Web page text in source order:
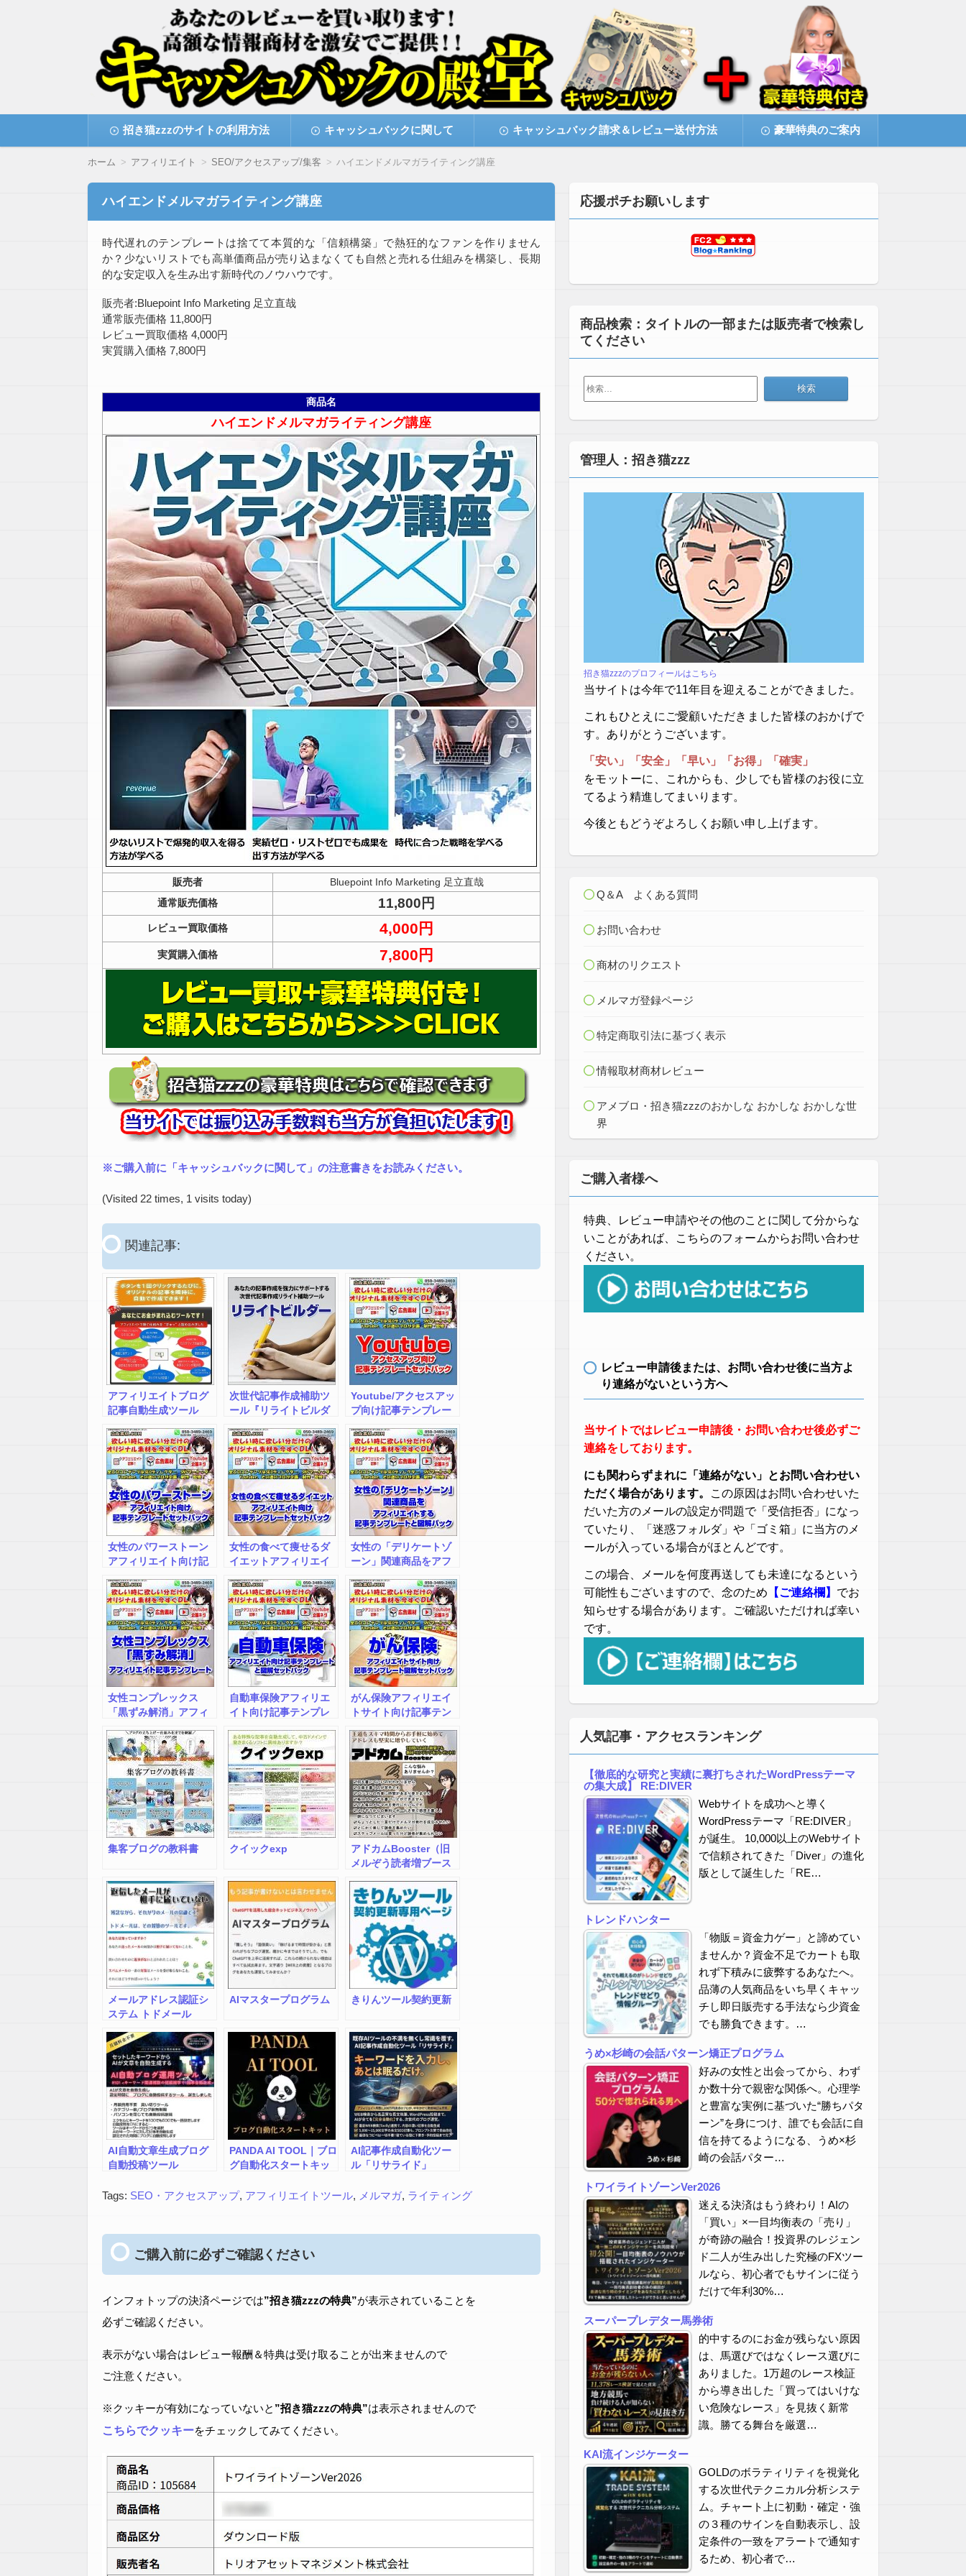
情報商材激安サイト・キャッシュバックの殿堂
高額な情報商材をレビューを買い取ることで激安で購入できます
テ
招き猫zzzのサイトの利用方法 キャッシュバックに関して キャッシュバック請求＆レビュー送付方法 豪華特典のご案内
ホーム アフィリエイト SEO/アクセスアップ/集客 ハイエンドメルマガライティング講座
ハイエンドメルマガライティング講座
時代遅れのテンプレートは捨てて本質的な「信頼構築」で熱狂的なファンを作りません
か？ 少ないリストでも高単価商品が売り込まなくても自然と売れる仕組みを構築し
、長期
的な安定収入を生み出す新時代のノウハウです。
販売者:Bluepoint Info Marketing 足立直哉
通常販売価格 11,800円
レビュー買取価格 4,000円
実質購入価格 7,800円
商品名
ハイエンドメルマガライティング講座
販売者
Bluepoint Info Marketing 足立直哉
通常販売価格
11,800円
レビュー買取価格 4,000円
実質購入価格 7,800円
※ご購入前に「キャッシュバックに関して」の注意書きをお読みください。
(Visited 22 times, 1 visits today)
関連記事:
アフィリエイトブログ
記事自動生成ツール
次世代記事作成補助ツ
ール『リライトビルダ
を強力にサポートする
次世代記事作成リライ
ト補助ツール。一括リ
ライト機能も手動変換
もできる。単語解析か
ら類義語（シソーラ
ス）、類似表現を自動
収集機能付きで、辞書
を自作する必要なし。
リライトついでに、逆
要約挿入機能で記事増
量も可能な次世代リラ
イトサポートツール
Youtube/アクセスアッ
プ向け記事テンプレー
告素材.ＣＯＭインフォ
トップ出張所
女性のパワーストーン
アフィリエイト向け記
素材.ＣＯＭインフォト
ップ出張所
女性の食べて痩せるダ
イエットアフィリエイ
プレートby広告素材.Ｃ
ＯＭインフォトップ出
張所
女性の「デリケートゾ
ーン」関連商品をアフ
ンプレートと図解パッ
クby広告素材.ＣＯＭイ
ンフォトップ出張所
女性コンプレックス
「黒ずみ解消」アフィ
ートby広告素材.ＣＯＭ
インフォトップ出張所
自動車保険アフィリエ
イト向け記事テンプレ
クby広告素材.ＣＯＭイ
ンフォトップ出張所
がん保険アフィリエイ
トサイト向け記事テン
ックby広告素材.ＣＯＭ
インフォトップ出張所
集客ブログの教科書 クイックexp
アドカムBooster（旧
メルぞう読者増ブース
メールアドレス認証シ
ステム トドメール
AIマスタープログラム きりんツール契約更新
AI自動文章生成ブログ
自動投稿ツール
PANDA AI TOOL｜ブロ
グ自動化スタートキッ
き）
AI記事作成自動化ツー
ル「リサライド」
Tags: SEO・アクセスアップ, アフィリエイトツール, メルマガ, ライティング
ご購入前に必ずご確認ください
インフォトップの決済ページでは”招き猫zzzの特典”が表示されていることを
必ずご確認ください。
表示がない場合はレビュー報酬＆特典は受け取ることが出来ませんので
ご注意ください。
※クッキーが有効になっていないと ”招き猫zzzの特典”は表示されませんので
こちらでクッキーをチェックしてみてください。
応援ポチお願いします
商品検索：タイトルの一部または販売者で検索し
てください
検
索:
管理人：招き猫zzz
招き猫zzzのプロフィールはこちら
当サイトは今年で11年目を迎えることができました。
これもひとえにご愛顧いただきました皆様のおかげで
す。ありがとうございます。
「安い」「安全」「早い」「お得」「確実」
をモットーに、これからも、少しでも皆様のお役に立
てるよう精進してまいります。
今後ともどうぞよろしくお願い申し上げます。
Q＆A よくある質問
お問い合わせ
商材のリクエスト
メルマガ登録ページ
特定商取引法に基づく表示
情報取材商材レビュー
アメブロ・招き猫zzzのおかしな おかしな おかしな世
界
ご購入者様へ
特典、レビュー申請やその他のことに関して分からな
いことがあれば、こちらのフォームからお問い合わせ
ください。
レビュー申請後または、お問い合わせ後に当方よ
り連絡がないという方へ
当サイトではレビュー申請後・お問い合わせ後必ずご
連絡をしております。
にも関わらずまれに「連絡がない」とお問い合わせい
ただく場合があります。
この原因はお問い合わせいた
だいた方のメールの設定が問題で「受信拒否」になっ
ていたり、「迷惑フォルダ」や「ゴミ箱」に当方のメ
ールが入っている場合がほとんどです。
この場合、メールを何度再送しても未達になるという
可能性もございますので、念のため 【ご連絡欄】 でお
知らせする場合があります。ご確認いただければ幸い
です。
人気記事・アクセスランキング
【徹底的な研究と実績に裏打ちされたWordPressテーマ
の集大成】 RE:DIVER
Webサイトを成功へと導く
WordPressテーマ「RE:DIVER」
が誕生。 10,000以上のWebサイト
で信頼されてきた「Diver」の進化
版として誕生した「RE…
トレンドハンター
「物販＝資金力ゲー」と諦めてい
ませんか？資金不足でカートも取
れず下積みに疲弊するあなたへ。
品薄の人気商品をいち早くキャッ
チし即日販売する手法なら少資金
でも勝負できます。…
うめ×杉崎の会話パターン矯正プログラム
好みの女性と出会ってから、わず
か数十分で親密な関係へ。心理学
と豊富な実例に基づいた“勝ちパタ
ーン”を身につけ、誰でも会話に自
信を持てるようになる、うめ×杉
崎の会話パター…
トワイライトゾーンVer2026
迷える決済はもう終わり！AIの
「買い」×一目均衡表の「売り」
が奇跡の融合！投資界のレジェン
ド二人が生み出した究極のFXツー
ルなら、初心者でもサインに従う
だけで年利30%…
スーパープレデター馬券術
的中するのにお金が残らない原因
は、馬選びではなくレース選びに
ありました。1万超のレース検証
から導き出した「買ってはいけな
い危険なレース」を見抜く新常
識。勝てる舞台を厳選…
KAI流インジケーター
GOLDのボラティリティを視覚化
する次世代テクニカル分析システ
ム。チャート上に初動・確定・強
の３種のサインを自動表示し、設
定条件の一致をアラートで通知す
るため、初心者で…